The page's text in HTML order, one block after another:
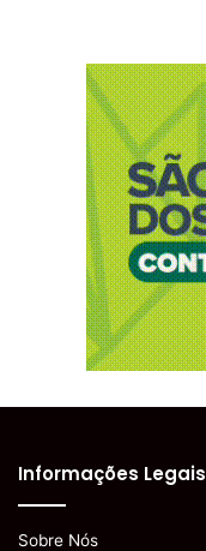
Informações Legais
Sobre Nós